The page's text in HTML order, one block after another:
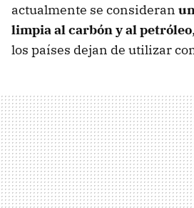
actualmente se consideran
limpia al carbón y al petróleo
los países dejan de utilizar